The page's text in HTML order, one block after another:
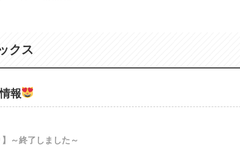
クス
報
】～終了しました～